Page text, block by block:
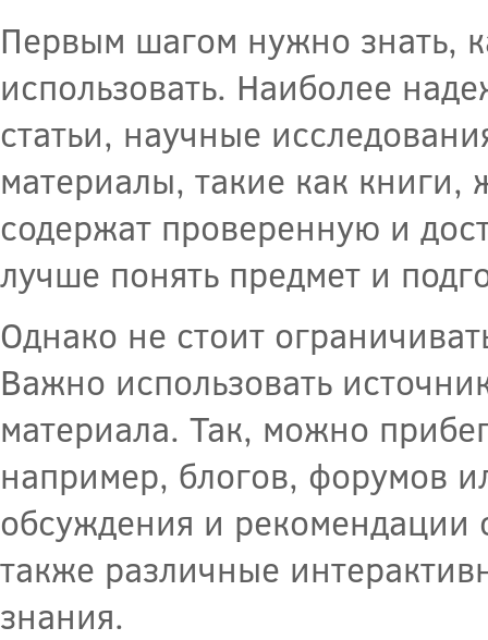
Первым шагом нужно знать,
использовать. Наиболее
статьи, научные
материалы, такие как
содержат проверенную и
лучше понять предмет и
Однако не стоит
Важно использовать
материала. Так, можно
например, блогов, форумов
обсуждения и рекомендации
также различные
знания.